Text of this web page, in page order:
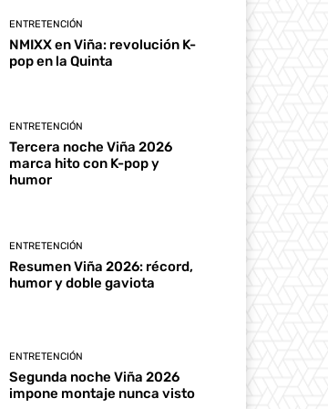
ENTRETENCIÓN
NMIXX en Viña: revolución K-
pop en la Quinta
ENTRETENCIÓN
Tercera noche Viña 2026
marca hito con K-pop y
humor
ENTRETENCIÓN
Resumen Viña 2026: récord,
humor y doble gaviota
ENTRETENCIÓN
Segunda noche Viña 2026
impone montaje nunca visto